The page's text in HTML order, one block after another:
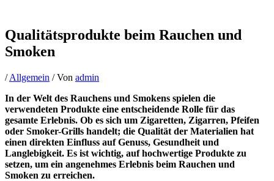
Qualitätsprodukte beim Rauchen und
Smoken
/Allgemein / Von admin
In der Welt des Rauchens und Smokens spielen die
verwendeten Produkte eine entscheidende Rolle für das
gesamte Erlebnis. Ob es sich um Zigaretten, Zigarren, Pfeifen
oder Smoker-Grills handelt; die Qualität der Materialien hat
einen direkten Einfluss auf Genuss, Gesundheit und
Langlebigkeit. Es ist wichtig, auf hochwertige Produkte zu
setzen, um ein angenehmes Erlebnis beim Rauchen und
Smoken zu erreichen.